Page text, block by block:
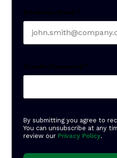
Business email *
Create Password *
By submitting you agree to
You can unsubscribe at any
review our Privacy Policy.